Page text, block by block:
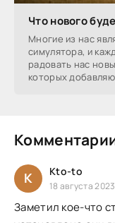
Что нового
Многие из нас
симулятора, и
радовать нас
которых
K Kto-to
18 августа
Заметил кое-что